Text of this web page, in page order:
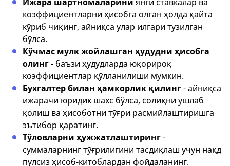
коэффициентларни ҳисобга олган ҳолда қайта
кўриб чиқинг, айниқса улар илгари тузилган
бўлса.
Кўчмас мулк жойлашган ҳудудни ҳисобга
олинг- баъзи ҳудудларда юқорироқ
коэффициентлар қўлланилиши мумкин.
Бухгалтер билан ҳамкорлик қилинг- айниқса
ижарачи юридик шахс бўлса, солиқни ушлаб
қолиш ва ҳисоботни тўғри расмийлаштиришга
эътибор қаратинг.
Тўловларни ҳужжатлаштиринг-
суммаларнинг тўғрилигини тасдиқлаш учун нақд
пулсиз ҳисоб-китоблардан фойдаланинг.